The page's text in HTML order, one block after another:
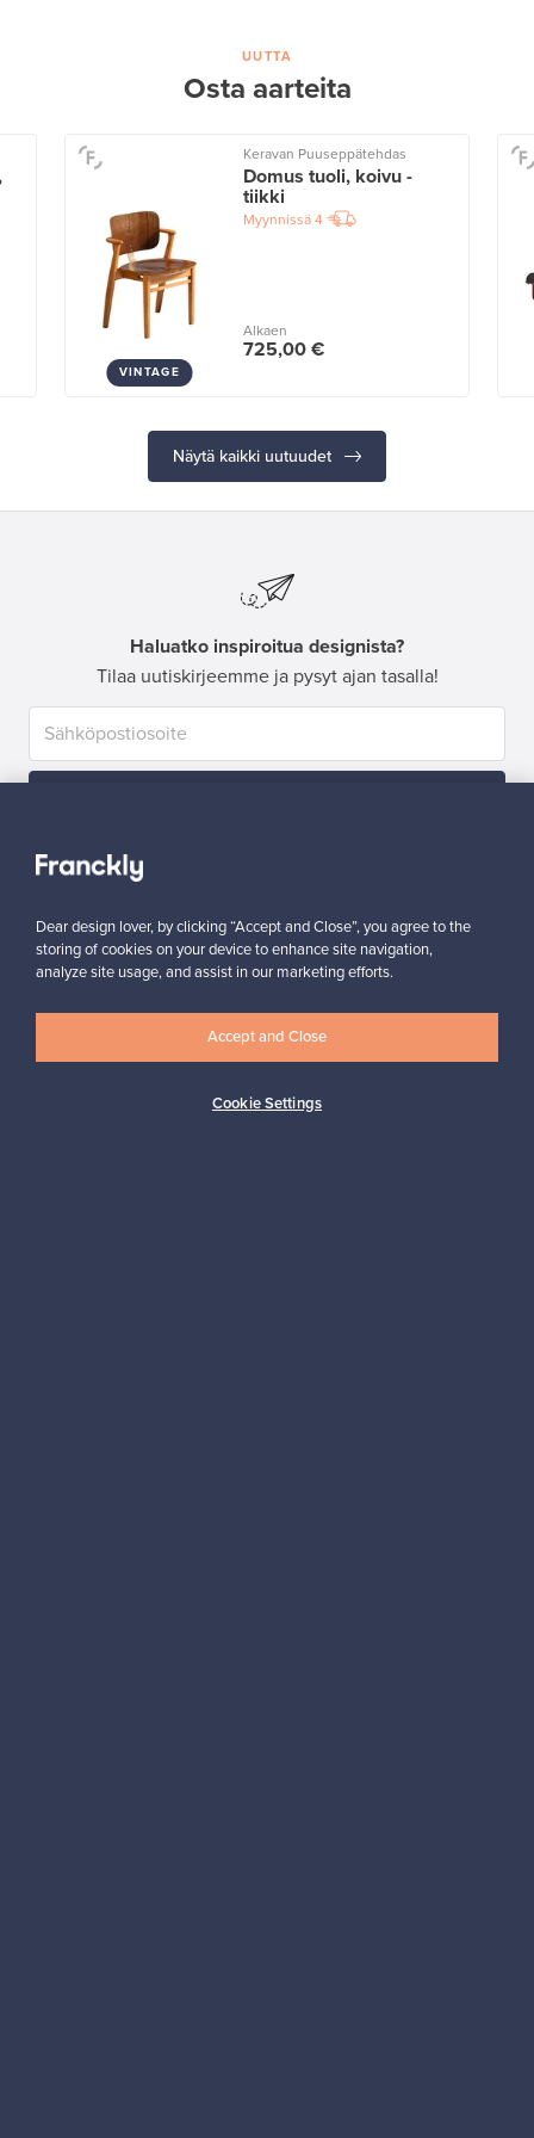
UUTTA
Osta aarteita
VINTAGE
Keravan Puuseppätehdas
Domus tuoli, koivu -
tiikki
Myynnissä4
Alkaen
725,00 €
Näytä kaikki uutuudet
Haluatko inspiroitua designista?
Tilaa uutiskirjeemme ja pysyt ajan tasalla!
Aitoa designia Turvalliset maksut
Dear design lover, by clicking “Accept and Close”, you agree to the
storing of cookies on your device to enhance site navigation,
analyze site usage, and assist in our marketing efforts.
Cookie Settings
Accept and Close